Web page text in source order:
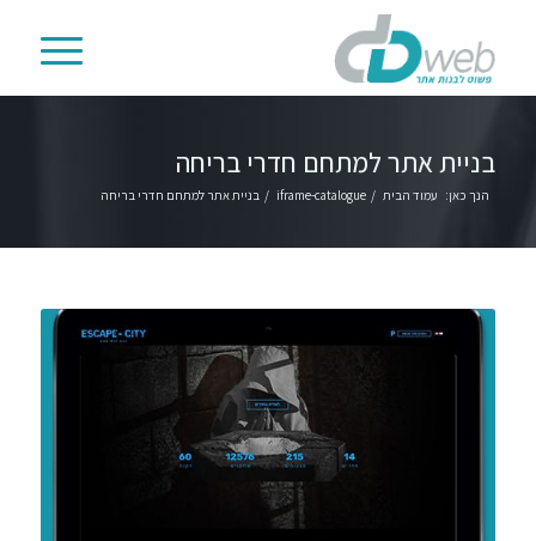
בניית אתר למתחם חדרי בריחה
הנך כאן: עמוד הבית /
iframe-catalogue
/ בניית אתר למתחם חדרי בריחה